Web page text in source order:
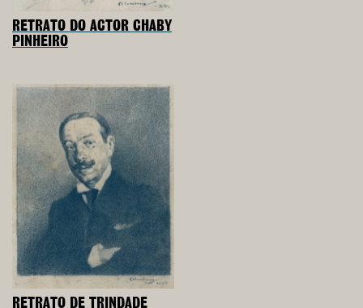
RETRATO DO ACTOR CHABY
PINHEIRO
RETRATO DE TRINDADE